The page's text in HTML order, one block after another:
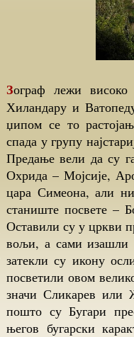
Зограф лежи високо у брдима обраслим шумом, на путу према
Хиландару и
џипом се то
спада у групу
Предање вели да су
Охрида – Мојсије,
цара Симеона, али
станиште посвете –
Оставили су у цркви
вољи, а сами изашли
затекли су икону
посветили овом
значи Сликарев или
пошто су Бугари
његов бугарски